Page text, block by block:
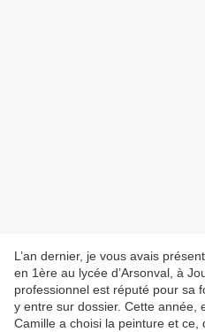
L’an dernier, je vous avais
en 1ère au lycée d’Arsonval, à
professionnel est réputé pour sa
y entre sur dossier. Cette année,
Camille a choisi la peinture et ce,